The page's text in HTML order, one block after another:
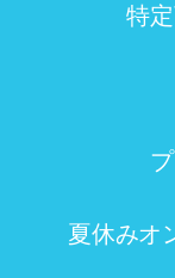
特
夏休みオ